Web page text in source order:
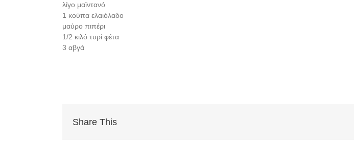
λίγο μαϊντανό
1 κούπα ελαιόλαδο
μαύρο πιπέρι
1/2 κιλό τυρί φέτα
3 αβγά
Share This